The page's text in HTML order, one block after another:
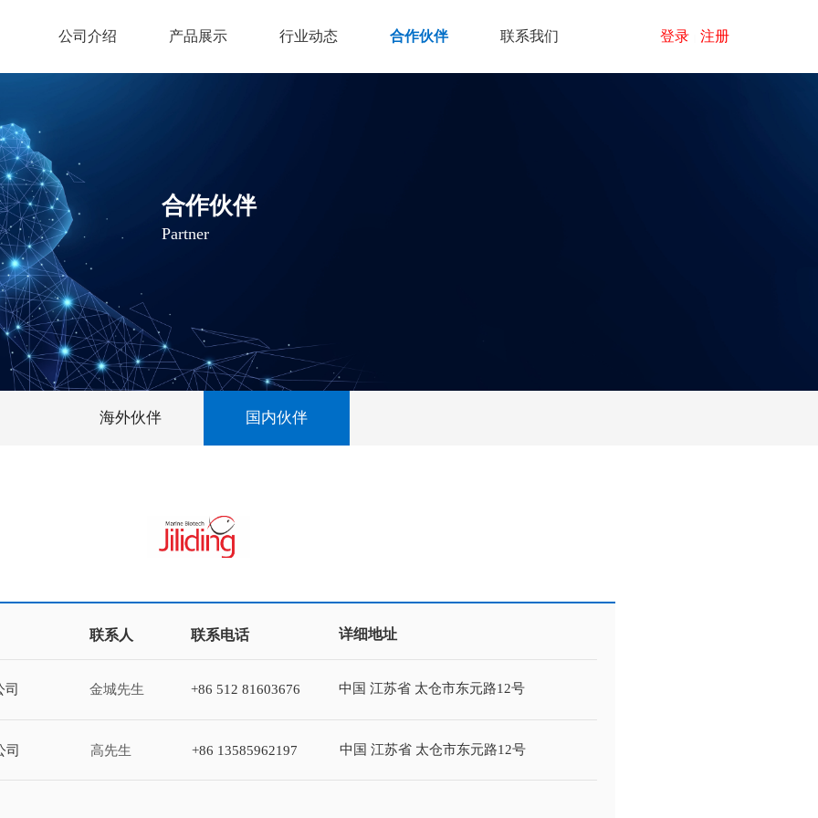
公司介绍 产品展示 行业动态 合作伙伴 联系我们 登录 注册
合作伙伴
Partner
海外伙伴 国内伙伴
金城先生
联系人 联系电话 详细地址
+86 512 81603676 中国 江苏省 太仓市东元路12号
中国 江苏省 太仓市东元路12号
高先生
司 +86 13585962197